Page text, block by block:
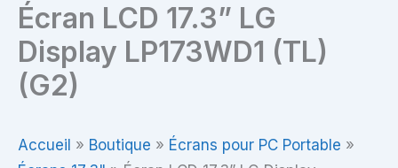
Écran LCD 17.3” LG
Display LP173WD1 (TL)
(G2)
Accueil » Boutique » Écrans pour PC Portable »